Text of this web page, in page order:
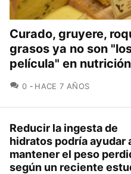
Curado, gruyere,
grasos ya no son
película" en nutrición
0 COMENTARIOS
HACE 7 AÑOS
Reducir la ingesta de
hidratos podría ayudar
mantener el peso
según un reciente